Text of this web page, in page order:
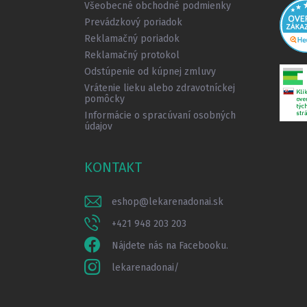
Všeobecné obchodné podmienky
Prevádzkový poriadok
Reklamačný poriadok
Reklamačný protokol
Odstúpenie od kúpnej zmluvy
Vrátenie lieku alebo zdravotníckej
pomôcky
Informácie o spracúvaní osobných
údajov
KONTAKT
eshop@lekarenadonai.sk
+421 948 203 203
Nájdete nás na Facebooku.
lekarenadonai/